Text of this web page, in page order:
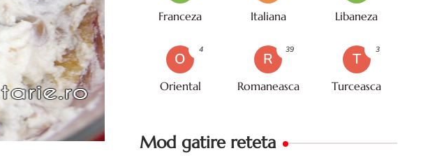
Franceza Italiana Libaneza
O
Oriental
4
R
Romaneasca
39
T
Turceasca
3
Mod gatire reteta